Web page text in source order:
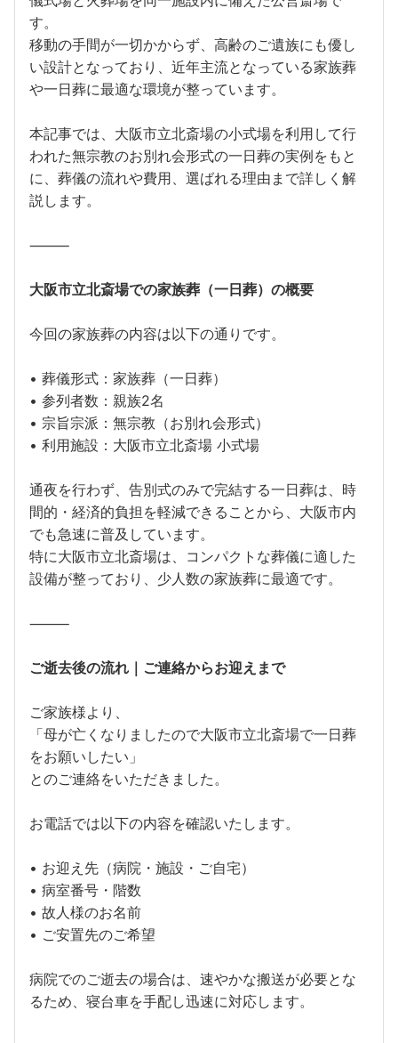
す。
移動の手間が一切かからず、高齢のご遺族にも優し
い設計となっており、近年主流となっている家族葬
や一日葬に最適な環境が整っています。
本記事では、大阪市立北斎場の小式場を利用して行
われた無宗教のお別れ会形式の一日葬の実例をもと
に、葬儀の流れや費用、選ばれる理由まで詳しく解
説します。
⸻
大阪市立北斎場での家族葬（一日葬）の概要
今回の家族葬の内容は以下の通りです。
• 葬儀形式：家族葬（一日葬）
• 参列者数：親族2名
• 宗旨宗派：無宗教（お別れ会形式）
• 利用施設：大阪市立北斎場 小式場
通夜を行わず、告別式のみで完結する一日葬は、時
間的・経済的負担を軽減できることから、大阪市内
でも急速に普及しています。
特に大阪市立北斎場は、コンパクトな葬儀に適した
設備が整っており、少人数の家族葬に最適です。
⸻
ご逝去後の流れ｜ご連絡からお迎えまで
ご家族様より、
「母が亡くなりましたので大阪市立北斎場で一日葬
をお願いしたい」
とのご連絡をいただきました。
お電話では以下の内容を確認いたします。
• お迎え先（病院・施設・ご自宅）
• 病室番号・階数
• 故人様のお名前
• ご安置先のご希望
病院でのご逝去の場合は、速やかな搬送が必要とな
るため、寝台車を手配し迅速に対応します。